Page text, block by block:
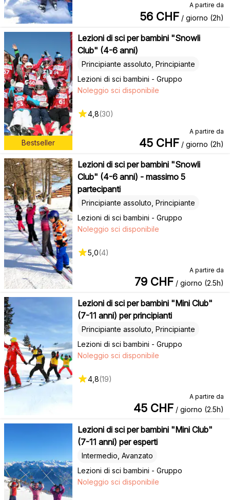
A partire da
56 CHF / giorno (2h)
Bestseller
Lezioni di sci per bambini "Snowli
Club" (4-6 anni)
Lezioni di sci bambini - Gruppo
Principiante assoluto, Principiante
Noleggio sci disponibile
4,8(30)
A partire da
45 CHF / giorno (2h)
Lezioni di sci per bambini "Snowli
Club" (4-6 anni) - massimo 5
partecipanti
Lezioni di sci bambini - Gruppo
Principiante assoluto, Principiante
Noleggio sci disponibile
5,0(4)
A partire da
79 CHF / giorno (2.5h)
Lezioni di sci per bambini "Mini Club"
(7-11 anni) per principianti
Lezioni di sci bambini - Gruppo
Principiante assoluto, Principiante
Noleggio sci disponibile
4,8(19)
A partire da
45 CHF / giorno (2.5h)
Lezioni di sci per bambini "Mini Club"
(7-11 anni) per esperti
Lezioni di sci bambini - Gruppo
Intermedio, Avanzato
Noleggio sci disponibile